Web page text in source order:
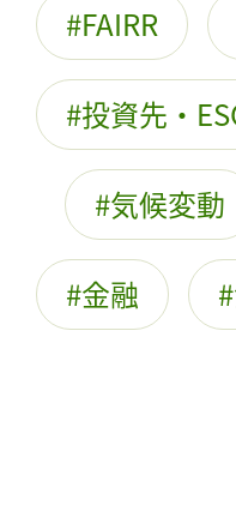
FAIRR
投資先・
気候変動
金融